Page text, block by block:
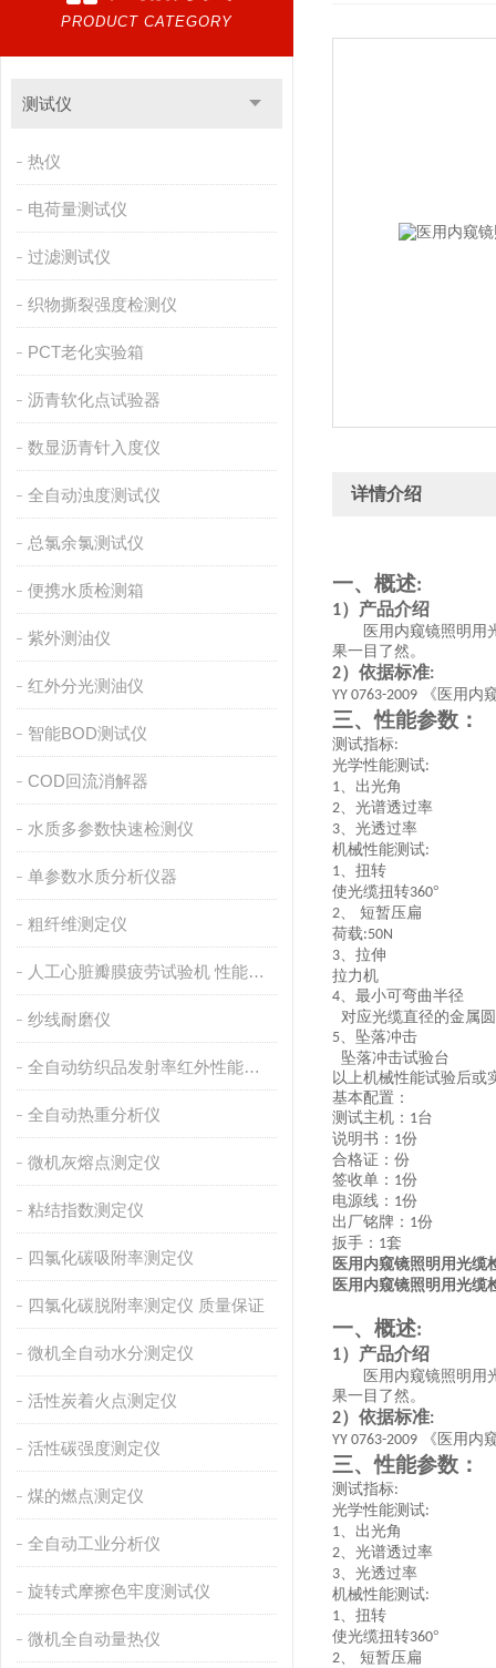
PRODUCT CATEGORY
测试仪
热仪
电荷量测试仪
过滤测试仪
织物撕裂强度检测仪
PCT老化实验箱
沥青软化点试验器
数显沥青针入度仪
全自动浊度测试仪
总氯余氯测试仪
便携水质检测箱
紫外测油仪
红外分光测油仪
智能BOD测试仪
COD回流消解器
水质多参数快速检测仪
单参数水质分析仪器
粗纤维测定仪
人工心脏瓣膜疲劳试验机 性能稳定
纱线耐磨仪
全自动纺织品发射率红外性能分析
全自动热重分析仪
微机灰熔点测定仪
粘结指数测定仪
四氯化碳吸附率测定仪
四氯化碳脱附率测定仪 质量保证
微机全自动水分测定仪
活性炭着火点测定仪
活性碳强度测定仪
煤的燃点测定仪
全自动工业分析仪
旋转式摩擦色牢度测试仪
微机全自动量热仪
详情介绍
一、概述:
1）产品介绍
医用内窥镜照明用
果一目了然。
2）依据标准:
YY 0763-2009 《医用内
三、性能参数：
测试指标:
光学性能测试:
1、出光角
2、光谱透过率
3、光透过率
机械性能测试:
1、扭转
使光缆扭转360°
2、 短暂压扁
荷载:50N
3、拉伸
拉力机
4、最小可弯曲半径
对应光缆直径的金属
5、坠落冲击
坠落冲击试验台
以上机械性能试验后或
基本配置：
测试主机： 1台
说明书： 1份
合格证：份
签收单： 1份
电源线： 1份
出厂铭牌： 1份
扳手： 1套
医用内窥镜照明用光缆
医用内窥镜照明用光缆
一、概述:
1）产品介绍
医用内窥镜照明用
果一目了然。
2）依据标准:
YY 0763-2009 《医用内
三、性能参数：
测试指标:
光学性能测试:
1、出光角
2、光谱透过率
3、光透过率
机械性能测试:
1、扭转
使光缆扭转360°
2、 短暂压扁